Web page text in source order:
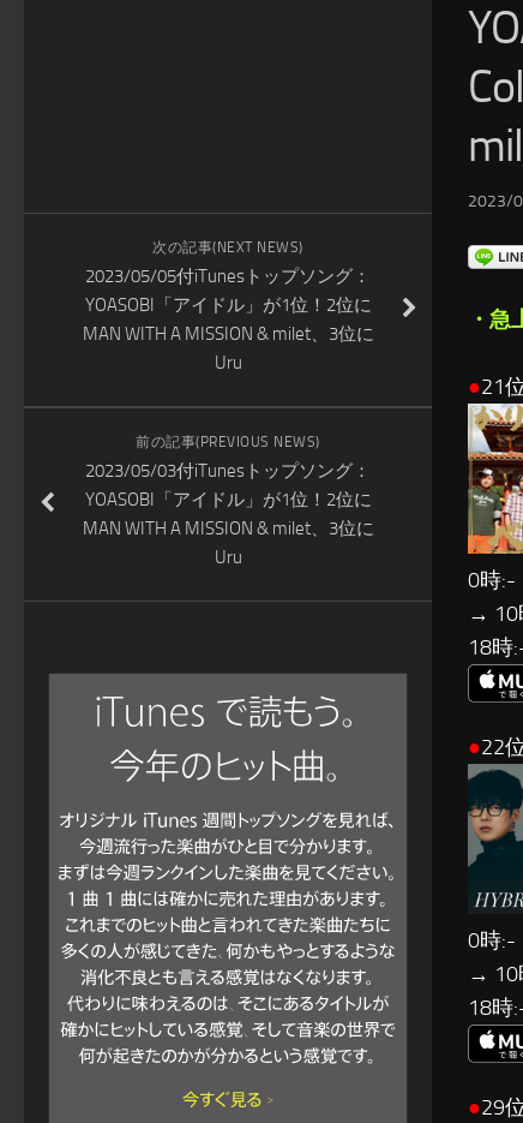
2023/
・
●21
0時
→ 10
18
●22
0時
→ 10
18
●29
次の記事(NEXT NEWS)
2023/05/05付iTunesトップソング：
YOASOBI「アイドル」が1位！2位に
MAN WITH A MISSION & milet、3位に
Uru
前の記事(PREVIOUS NEWS)
2023/05/03付iTunesトップソング：
YOASOBI「アイドル」が1位！2位に
MAN WITH A MISSION & milet、3位に
Uru